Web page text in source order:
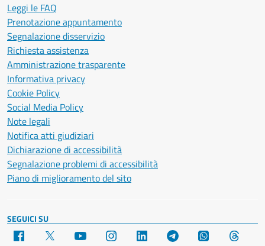
Leggi le FAQ
Prenotazione appuntamento
Segnalazione disservizio
Richiesta assistenza
Amministrazione trasparente
Informativa privacy
Cookie Policy
Social Media Policy
Note legali
Notifica atti giudiziari
Dichiarazione di accessibilità
Segnalazione problemi di accessibilità
Piano di miglioramento del sito
SEGUICI SU
Facebook YouTube Instagram LinkedIn Telegram WhatsApp